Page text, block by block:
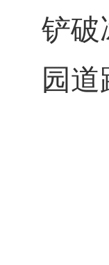
铲破
园